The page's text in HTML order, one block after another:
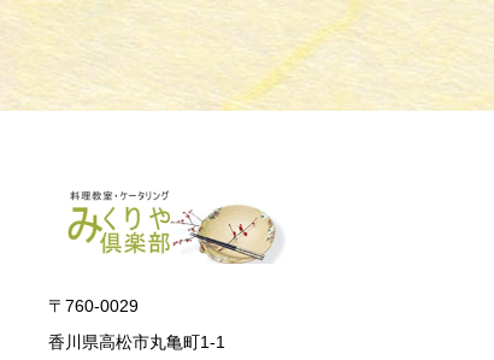
〒760-0029
香川県高松市丸亀町1-1